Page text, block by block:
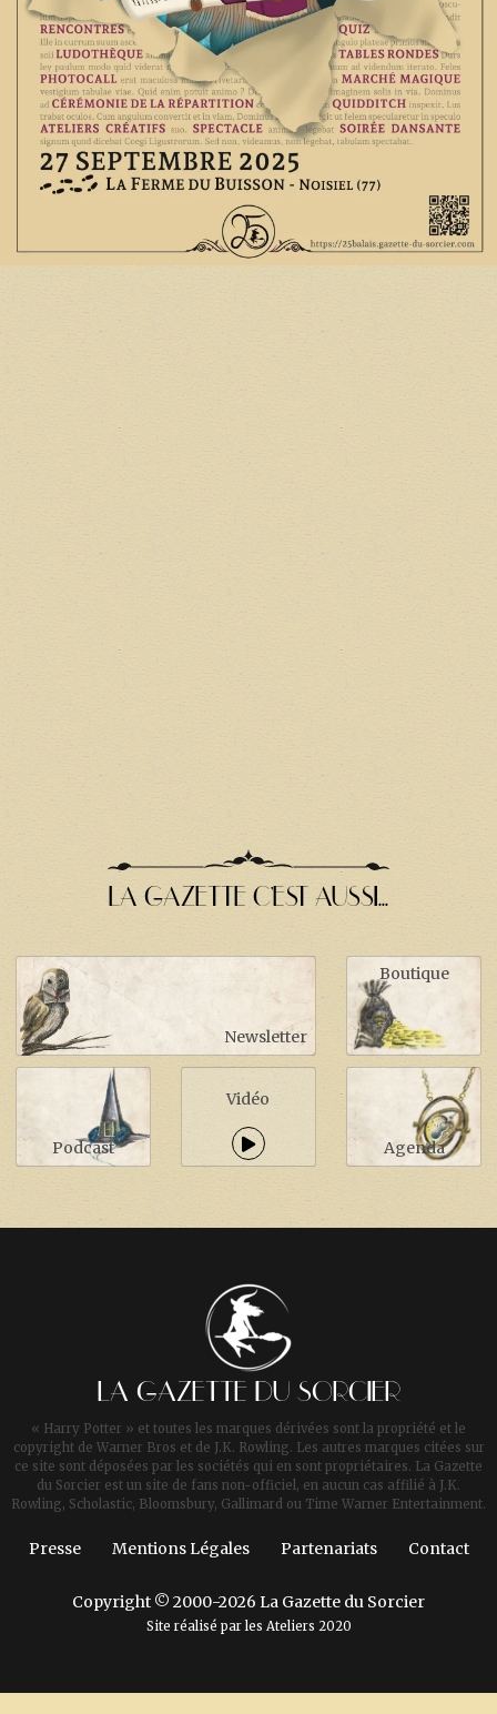
LA GAZETTE C'EST AUSSI...
Newsletter
Boutique
Podcast
Vidéo
Agenda
LA GAZETTE DU SORCIER
« Harry Potter » et toutes les marques dérivées sont la propriété et le
copyright de Warner Bros et de J.K. Rowling. Les autres marques citées sur
ce site sont déposées par les sociétés qui en sont propriétaires. La Gazette
du Sorcier est un site de fans non-officiel, en aucun cas affilié à J.K.
Rowling, Scholastic, Bloomsbury, Gallimard ou Time Warner Entertainment.
Presse Mentions Légales Partenariats Contact
Copyright © 2000-2026 La Gazette du Sorcier
Site réalisé par les Ateliers 2020